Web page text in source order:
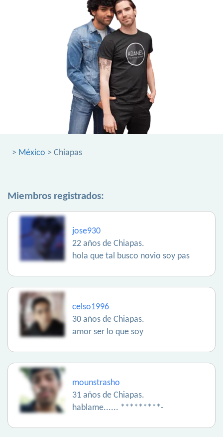
> México > Chiapas
Miembros registrados:
jose930
22 años de Chiapas.
hola que tal busco novio soy pas
celso1996
30 años de Chiapas.
amor ser lo que soy
mounstrasho
31 años de Chiapas.
hablame...... *********-